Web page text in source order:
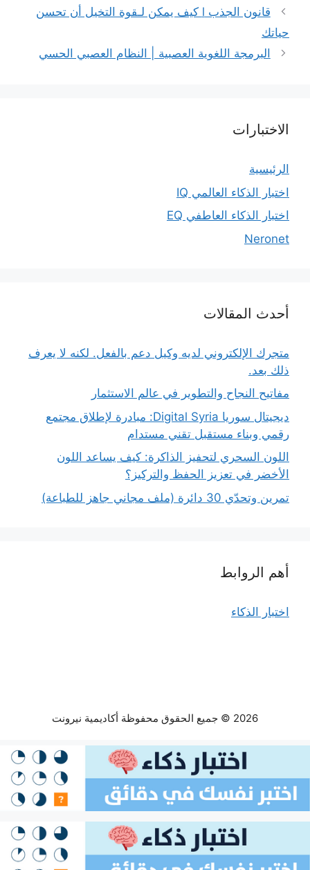
قانون الجذب l كيف يمكن لـقوة التخيل أن تحسن
حياتك
البرمجة اللغوية العصبية | النظام العصبي الحسي
الاختبارات
الرئيسية
اختبار الذكاء العالمي IQ
اختبار الذكاء العاطفي EQ
Neronet
أحدث المقالات
متجرك الإلكتروني لديه وكيل دعم بالفعل. لكنه لا يعرف
ذلك بعد.
مفاتيح النجاح والتطوير في عالم الاستثمار
ديجيتال سوريا Digital Syria: مبادرة لإطلاق مجتمع
رقمي وبناء مستقبل تقني مستدام
اللون السحري لتحفيز الذاكرة: كيف يساعد اللون
الأخضر في تعزيز الحفظ والتركيز؟
تمرين وتحدّي 30 دائرة (ملف مجاني جاهز للطباعة)
أهم الروابط
اختبار الذكاء
2026 © جميع الحقوق محفوظة أكاديمية نيرونت